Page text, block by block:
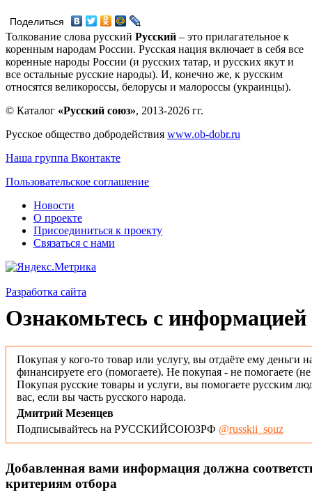
Поделиться
Толкование слова русский Русский – это прилагательное к
коренным народам России. Русская нация включает в себя все
коренные народы России (и русских татар, и русских якут и
все остальные русские народы). И, конечно же, к русским
относятся великороссы, белорусы и малороссы (украинцы).
© Каталог «Русский союз», 2013-2026 гг.
Русское общество добродействия www.ob-dobr.ru
Наша группа Вконтакте
Пользовательское соглашение
Новости
О проекте
Присоединиться к проекту
Связаться с нами
Разработка сайта
Ознакомьтесь с информацией
Покупая у кого-то товар или услугу, вы отдаёте ему деньги
финансируете его (помогаете). Не покупая - не помогаете
Покупая русские товары и услуги, вы помогаете русским
вас, если вы часть русского народа.
Дмитрий Мезенцев
Подписывайтесь на РУССКИЙСОЮЗРФ @russkii_souz
Добавленная вами информация должна
критериям отбора